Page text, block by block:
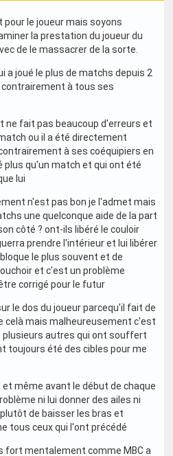
pour le joueur mais soyons
la prestation du joueur du
de le massacrer de la sorte.
a joué le plus de matchs depuis 2
à tous ses
ne fait pas beaucoup d'erreurs et
ou il a été directement
à ses coéquipiers en
plus qu'un match et qui ont été
lui
n'est pas bon je l'admet mais
une quelconque aide de la part
côté ? ont-ils libéré le couloir
prendre l'intérieur et lui libérer
le plus souvent et de
et c'est un problème
corrigé pour le futur
le dos du joueur parcequ'il fait de
celà mais malheureusement c'est
plusieurs autres qui ont souffert
toujours été des cibles pour me
même avant le début de chaque
ni lui donner des ailes ni
de baisser les bras et
tous ceux qui l'ont précédé
fort mentalement comme MBC a